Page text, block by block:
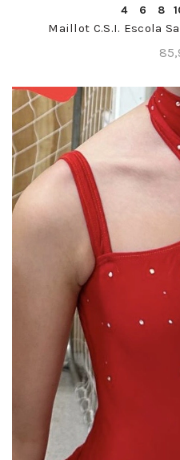
4 6 8
Maillot C.S.I. Escola